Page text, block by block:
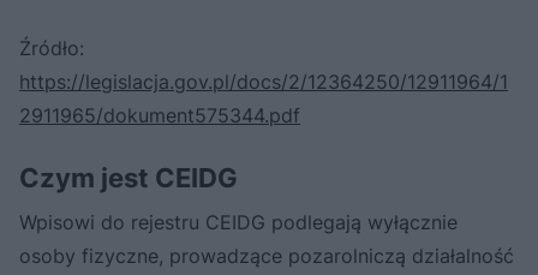
Źródło:
https://legislacja.gov.pl/docs/2/12364250/12911964/1
2911965/dokument575344.pdf
Czym jest CEIDG
Wpisowi do rejestru CEIDG podlegają wyłącznie
osoby fizyczne, prowadzące pozarolniczą działalność